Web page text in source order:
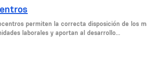
permiten la correcta disposición de los
laborales y aportan al desarrollo...